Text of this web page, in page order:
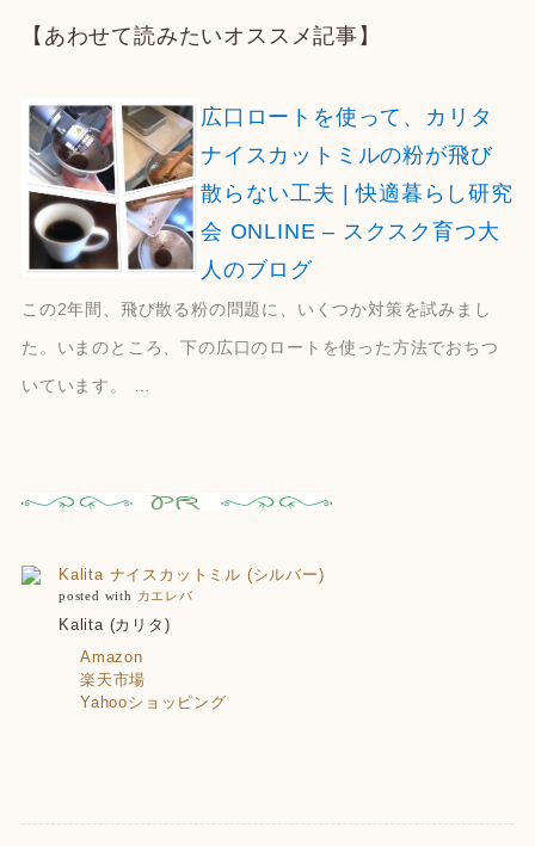
【あわせて読みたいオススメ記事】
広口ロートを使って、カリタ
ナイスカットミルの粉が飛び
散らない工夫 | 快適暮らし研究
会 ONLINE – スクスク育つ大
人のブログ
この2年間、飛び散る粉の問題に、いくつか対策を試みまし
た。いまのところ、下の広口のロートを使った方法でおちつ
いています。 …
Kalita ナイスカットミル (シルバー)
posted with カエレバ
Kalita (カリタ)
Amazon
楽天市場
Yahooショッピング